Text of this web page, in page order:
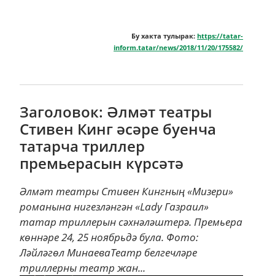
Бу хакта тулырак: https://tatar-
inform.tatar/news/2018/11/20/175582/
Заголовок: Әлмәт театры
Стивен Кинг әсәре буенча
татарча триллер
премьерасын күрсәтә
Әлмәт театры Стивен Кингның «Мизери»
романына нигезләнгән «Lady Газраил»
татар триллерын сәхнәләштерә. Премьера
көннәре 24, 25 ноябрьдә була. Фото:
Ләйләгөл МинаеваТеатр белгечләре
триллерны театр жан...